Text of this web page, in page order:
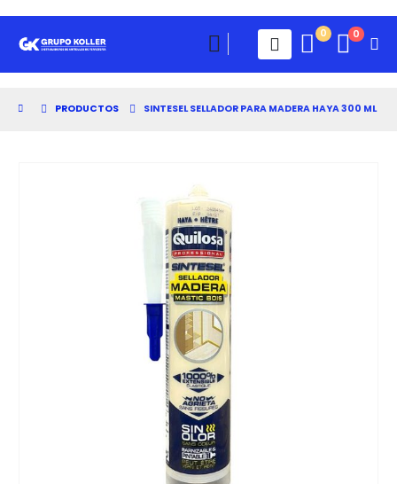
0 0
PRODUCTOS SINTESEL SELLADOR PARA MADERA HAYA 300 ML